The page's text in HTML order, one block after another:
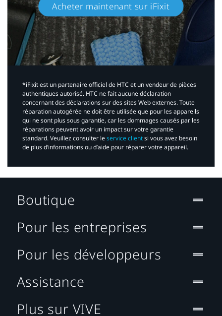
Acheter maintenant sur iFixit​
*iFixit est un partenaire officiel de HTC et un vendeur de pièces
authentiques autorisé. HTC ne fait aucune déclaration
concernant des déclarations sur des sites Web externes. Toute
réparation autogérée ne doit être utilisée que pour les appareils
qui ne sont plus sous garantie, car les dommages causés par les
réparations peuvent avoir un impact sur votre garantie
standard. Veuillez consulter leservice clientsi vous avez besoin
de plus d’informations ou d’aide pour réparer votre appareil.​
Boutique
Pour les entreprises
Pour les développeurs
Assistance
Plus sur VIVE